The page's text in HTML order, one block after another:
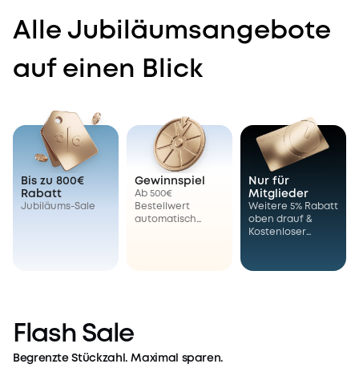
Alle Jubiläumsangebote
auf einen Blick
Bis zu 800€
Rabatt
Jubiläums-Sale
Gewinnspiel
Ab 500€
Bestellwert
automatisch
Nur für
Mitglieder
Weitere 5% Rabatt
oben drauf &
Kostenloser
Flash Sale
Begrenzte Stückzahl. Maximal sparen.